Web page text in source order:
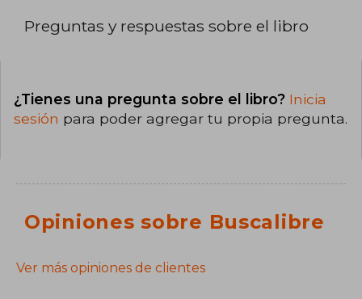
Preguntas y respuestas sobre el libro
¿Tienes una pregunta sobre el libro? Inicia
sesión para poder agregar tu propia pregunta.
Opiniones sobre Buscalibre
Ver más opiniones de clientes